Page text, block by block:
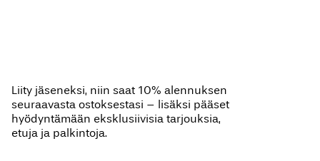
Liity jäseneksi, niin saat 10% alennuksen
seuraavasta ostoksestasi – lisäksi pääset
hyödyntämään eksklusiivisia tarjouksia,
etuja ja palkintoja.